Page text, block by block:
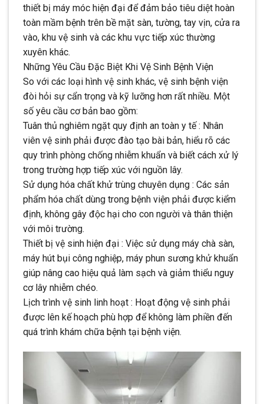
thiết bị máy móc hiện đại để đảm bảo tiêu diệt hoàn
toàn mầm bệnh trên bề mặt sàn, tường, tay vịn, cửa ra
vào, khu vệ sinh và các khu vực tiếp xúc thường
xuyên khác.
Những Yêu Cầu Đặc Biệt Khi Vệ Sinh Bệnh Viện
So với các loại hình vệ sinh khác, vệ sinh bệnh viện
đòi hỏi sự cẩn trọng và kỹ lưỡng hơn rất nhiều. Một
số yêu cầu cơ bản bao gồm:
Tuân thủ nghiêm ngặt quy định an toàn y tế : Nhân
viên vệ sinh phải được đào tạo bài bản, hiểu rõ các
quy trình phòng chống nhiễm khuẩn và biết cách xử lý
trong trường hợp tiếp xúc với nguồn lây.
Sử dụng hóa chất khử trùng chuyên dụng : Các sản
phẩm hóa chất dùng trong bệnh viện phải được kiểm
định, không gây độc hại cho con người và thân thiện
với môi trường.
Thiết bị vệ sinh hiện đại : Việc sử dụng máy chà sàn,
máy hút bụi công nghiệp, máy phun sương khử khuẩn
giúp nâng cao hiệu quả làm sạch và giảm thiểu nguy
cơ lây nhiễm chéo.
Lịch trình vệ sinh linh hoạt : Hoạt động vệ sinh phải
được lên kế hoạch phù hợp để không làm phiền đến
quá trình khám chữa bệnh tại bệnh viện.